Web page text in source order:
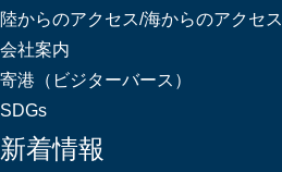
陸からのアクセス/海からのアクセス
会社案内
寄港（ビジターバース）
SDGs
新着情報